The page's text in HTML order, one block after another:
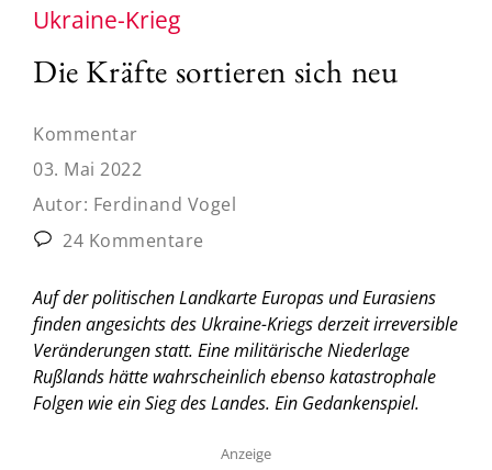
Ukraine-Krieg
Die Kräfte sortieren sich neu
Kommentar
03. Mai 2022
Autor: Ferdinand Vogel
24 Kommentare
Auf der politischen Landkarte Europas und Eurasiens
finden angesichts des Ukraine-Kriegs derzeit irreversible
Veränderungen statt. Eine militärische Niederlage
Rußlands hätte wahrscheinlich ebenso katastrophale
Folgen wie ein Sieg des Landes. Ein Gedankenspiel.
Anzeige